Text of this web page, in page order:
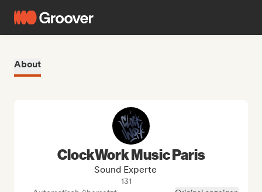
About
ClockWork Music Paris
Sound Experte
131